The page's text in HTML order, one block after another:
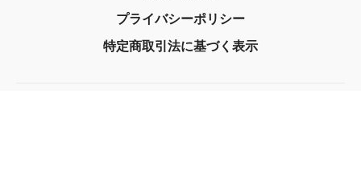
プライバシーポリシー
特定商取引法に基づく表示